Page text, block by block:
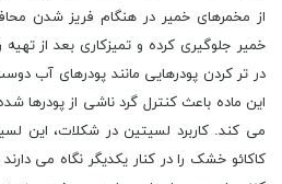
از مخمرهای خمیر در هنگام فریز شدن
خمیر جلوگیری کرده و تمیزکاری بعد از
در تر کردن پودرهایی مانند پودرهای آب
این ماده باعث کنترل گرد ناشی از پودرها
می کند. کاربرد لسیتین در شکلات، این
کاکائو خشک را در کنار یکدیگر نگاه می